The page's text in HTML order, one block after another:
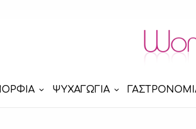
ΨΥΧΑΓΩΓΙΑ